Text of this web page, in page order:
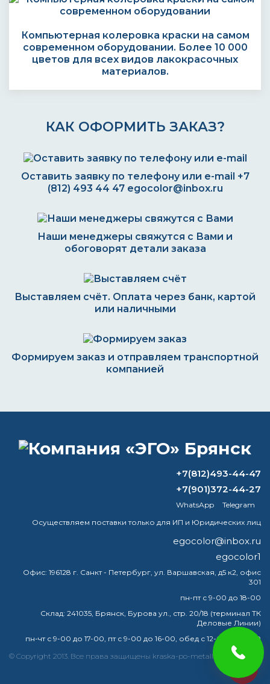
Компьютерная колеровка краски на самом
современном оборудовании. Более 10 000
цветов для всех видов лакокрасочных
материалов.
КАК ОФОРМИТЬ ЗАКАЗ?
Оставить заявку по телефону или e-mail +7
(812) 493 44 47 egocolor@inbox.ru
Наши менеджеры свяжутся с Вами и
обоговорят детали заказа
Выставляем счёт. Оплата через банк, картой
или наличными
Формируем заказ и отправляем транспортной
компанией
Какую площадь можно покрасить 1
Можно ли наносить краску на горячую
батарею?
Какая белая краска является
Какие ингредиенты используются для
краска эмаль купить грунт
металла
+7(812)493-44-47
+7(901)372-44-27
WhatsApp
Telegram
Осуществляем поставки только для ИП и Юридических лиц
egocolor@inbox.ru
egocolor1
Офис: 196128 г. Санкт - Петербург, ул. Варшавская, д5 к2, офис
301
пн-пт с 9-00 до 18-00
Склад: 241035, Брянск, Бурова ул., стр. 20/18 (терминал ТК
Деловые Линии)
пн-чт с 9-00 до 17-00, пт с 9-00 до 16-00, обед с 12-00 до 13-00
© Copyright 2013. Все права защищены kraska-po-metallu-bryansk.ru